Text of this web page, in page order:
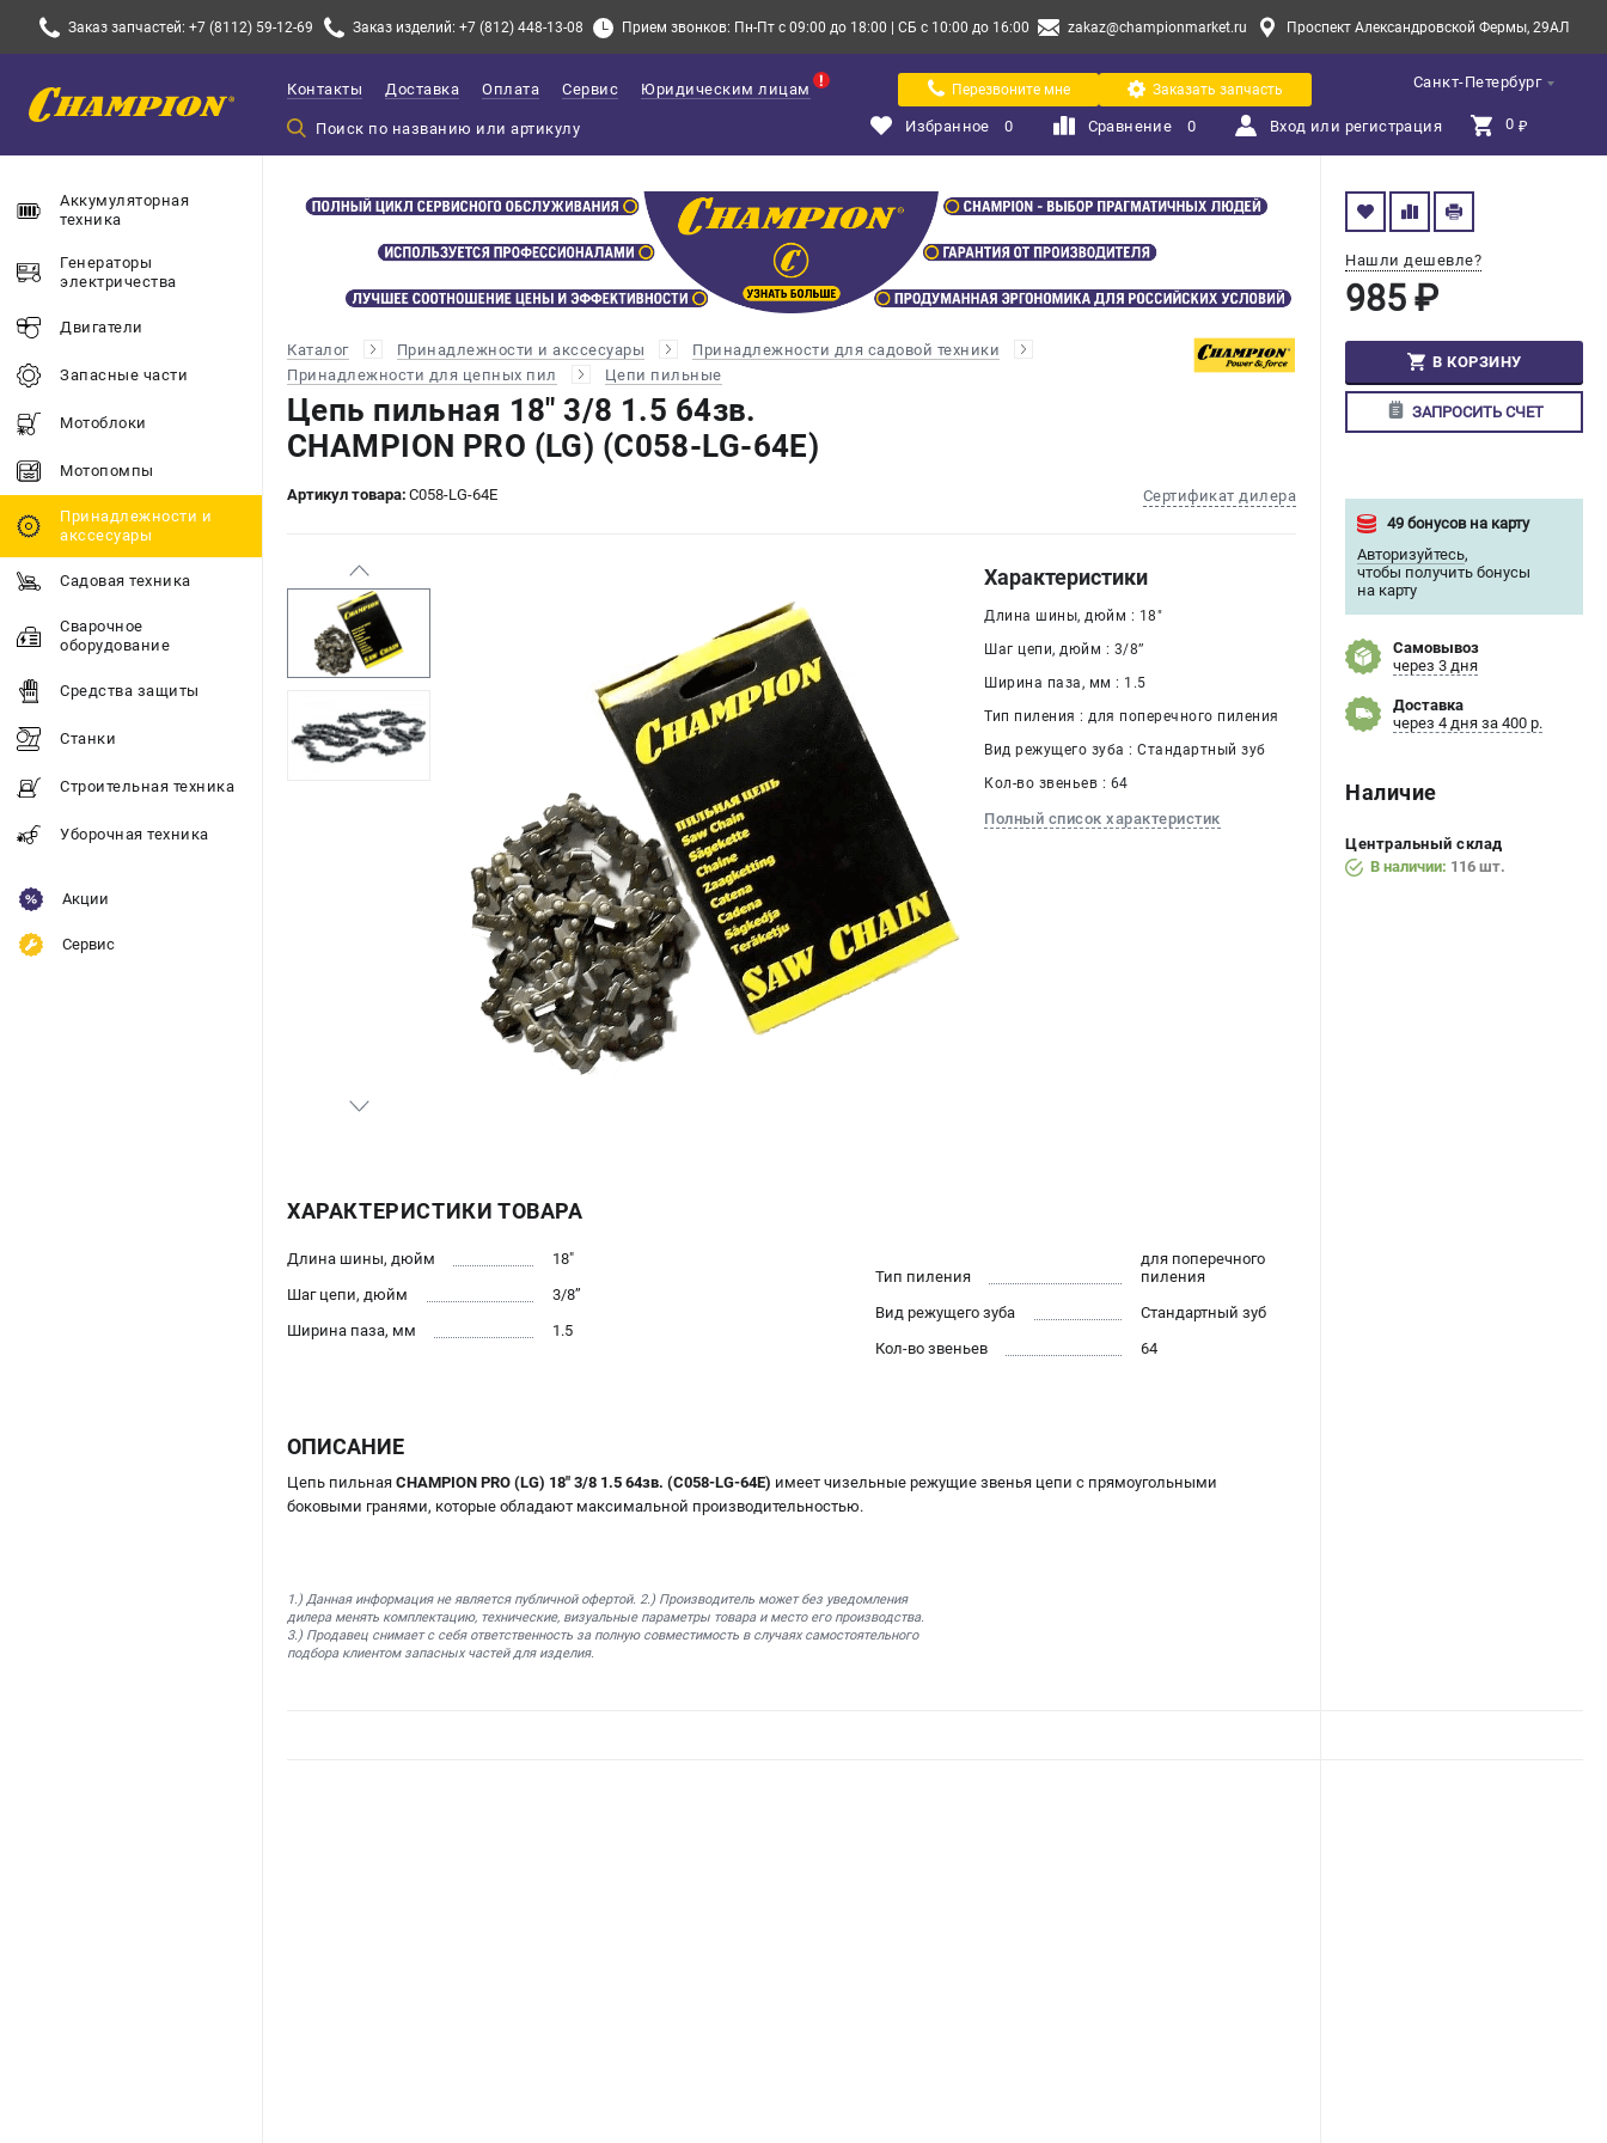
Заказ запчастей: +7 (8112) 59-12-69 Заказ изделий: +7 (812) 448-13-08 Прием звонков: Пн-Пт с 09:00 до 18:00 | СБ с 10:00 до 16:00 zakaz@championmarket.ru Проспект Александровской Фермы, 29АЛ
Санкт-Петербург
Контакты Доставка Оплата Сервис Юридическим лицам Перезвоните мне Заказать запчасть
Избранное 0 Сравнение 0 Вход или регистрация 0 ₽
Аккумуляторная
техника
Генераторы
электричества
Двигатели
Запасные части
Мотоблоки
Мотопомпы
Принадлежности и
акссесуары
Садовая техника
Сварочное
оборудование
Средства защиты
Станки
Строительная техника
Уборочная техника
Акции
Сервис
Каталог Принадлежности и акссесуары
Принадлежности для садовой техники
Принадлежности для цепных пил
Цепи пильные
Цепь пильная 18" 3/8 1.5 64зв.
CHAMPION PRO (LG) (C058-LG-64E)
Артикул товара: C058-LG-64E Сертификат дилера
Нашли дешевле?
985 ₽
В КОРЗИНУ
ЗАПРОСИТЬ СЧЕТ
49 бонусов на карту
Авторизуйтесь,
чтобы получить бонусы
на карту
Самовывоз
через 3 дня
Доставка
через 4 дня за 400 р.
Наличие
Центральный склад
В наличии: 116 шт.
Характеристики
Длина шины, дюйм : 18"
Шаг цепи, дюйм : 3/8’’
Ширина паза, мм : 1.5
Тип пиления : для поперечного пиления
Вид режущего зуба : Стандартный зуб
Кол-во звеньев : 64
Полный список характеристик
ХАРАКТЕРИСТИКИ ТОВАРА
Длина шины, дюйм
18"
Шаг цепи, дюйм
3/8’’
Ширина паза, мм
1.5
Тип пиления
для поперечного
пиления
Вид режущего зуба
Стандартный зуб
Кол-во звеньев
64
ОПИСАНИЕ
Цепь пильная CHAMPION PRO (LG) 18" 3/8 1.5 64зв. (C058-LG-64E) имеет чизельные режущие звенья цепи с прямоугольными
боковыми гранями, которые обладают максимальной производительностью.
1.) Данная информация не является публичной офертой. 2.) Производитель может без уведомления
дилера менять комплектацию, технические, визуальные параметры товара и место его производства.
3.) Продавец снимает с себя ответственность за полную совместимость в случаях самостоятельного
подбора клиентом запасных частей для изделия.